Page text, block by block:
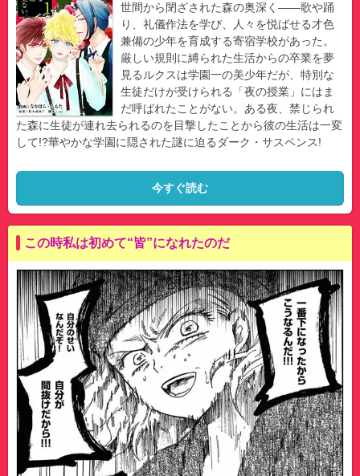
世間から閉ざされた森の奥深く――歌や踊
り、礼儀作法を学び、人々を悦ばせる才色
兼備の少年を育成する寄宿学校があった。
厳しい規則に縛られた生活からの卒業を夢
見るルクスは学園一の美少年だが、特別な
生徒だけが受けられる「夜の授業」にはま
だ呼ばれたことがない。ある夜、禁じられ
た森に生徒が連れ去られるのを目撃したことから彼の生活は一変
して!?華やかな学園に隠された謎に迫るダーク・サスペンス!
今すぐ読む
この時私は初めて“皆”になれたのだ